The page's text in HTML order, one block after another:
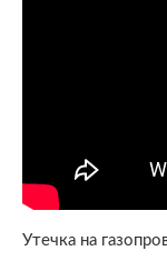
Утечка на